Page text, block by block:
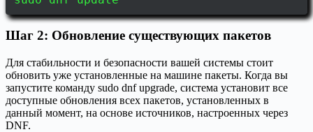
Шаг 2: Обновление существующих пакетов
Для стабильности и безопасности вашей системы стоит
обновить уже установленные на машине пакеты. Когда вы
запустите команду sudo dnf upgrade, система установит все
доступные обновления всех пакетов, установленных в
данный момент, на основе источников, настроенных через
DNF.